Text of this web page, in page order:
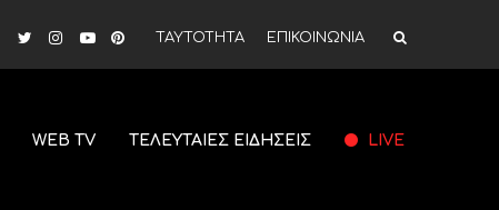
ΤΑΥΤΟΤΗΤΑ ΕΠΙΚΟΙΝΩΝΙΑ
WEB TV ΤΕΛΕΥΤΑΙΕΣ ΕΙΔΗΣΕΙΣ LIVE